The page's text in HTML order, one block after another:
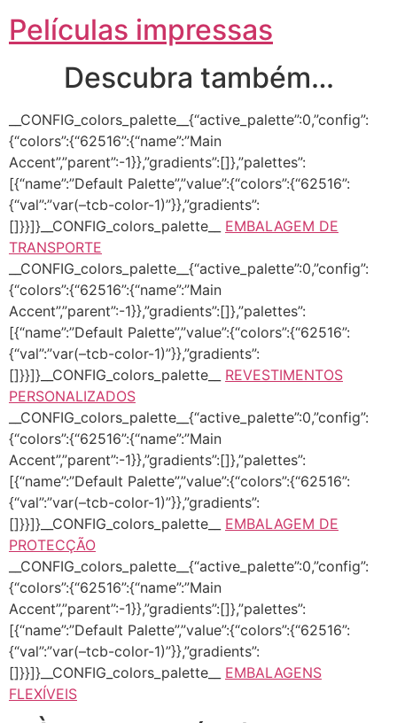
Películas impressas
Descubra também…
__CONFIG_colors_palette__{“active_palette”:0,”config”:
{“colors”:{“62516”:{“name”:”Main
Accent”,”parent”:-1}},”gradients”:[]},”palettes”:
[{“name”:”Default Palette”,”value”:{“colors”:{“62516”:
{“val”:”var(–tcb-color-1)”}},”gradients”:
[]}}]}__CONFIG_colors_palette__ EMBALAGEM DE
TRANSPORTE
__CONFIG_colors_palette__{“active_palette”:0,”config”:
{“colors”:{“62516”:{“name”:”Main
Accent”,”parent”:-1}},”gradients”:[]},”palettes”:
[{“name”:”Default Palette”,”value”:{“colors”:{“62516”:
{“val”:”var(–tcb-color-1)”}},”gradients”:
[]}}]}__CONFIG_colors_palette__ REVESTIMENTOS
PERSONALIZADOS
__CONFIG_colors_palette__{“active_palette”:0,”config”:
{“colors”:{“62516”:{“name”:”Main
Accent”,”parent”:-1}},”gradients”:[]},”palettes”:
[{“name”:”Default Palette”,”value”:{“colors”:{“62516”:
{“val”:”var(–tcb-color-1)”}},”gradients”:
[]}}]}__CONFIG_colors_palette__ EMBALAGEM DE
PROTECÇÃO
__CONFIG_colors_palette__{“active_palette”:0,”config”:
{“colors”:{“62516”:{“name”:”Main
Accent”,”parent”:-1}},”gradients”:[]},”palettes”:
[{“name”:”Default Palette”,”value”:{“colors”:{“62516”:
{“val”:”var(–tcb-color-1)”}},”gradients”:
[]}}]}__CONFIG_colors_palette__ EMBALAGENS
FLEXÍVEIS